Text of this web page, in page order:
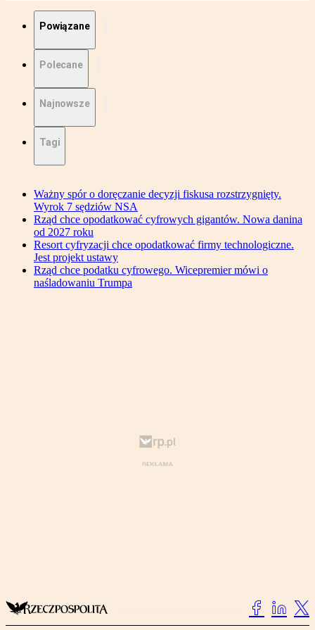
Powiązane
Polecane
Najnowsze
Tagi
Ważny spór o doręczanie decyzji fiskusa rozstrzygnięty.
Wyrok 7 sędziów NSA
Rząd chce opodatkować cyfrowych gigantów. Nowa danina
od 2027 roku
Resort cyfryzacji chce opodatkować firmy technologiczne.
Jest projekt ustawy
Rząd chce podatku cyfrowego. Wicepremier mówi o
naśladowaniu Trumpa